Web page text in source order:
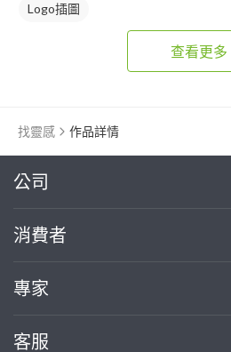
Logo插圖
查看更多
找靈感 作品詳情
公司
關於我們
部落格
加入我們
消費者
買服務
專家
案件中心
客服
繼續完成